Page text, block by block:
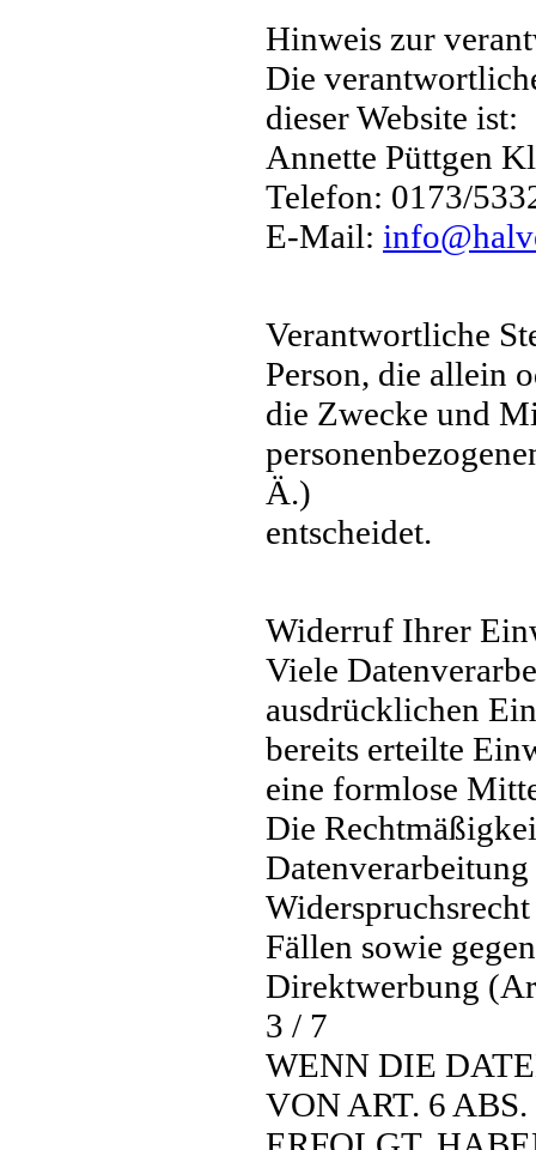
Hinweis zur
Die
dieser Website ist:
Annette Püttgen
Telefon: 0173/
E-Mail:
Verantwortliche
Person, die allein
die Zwecke und
Ä.)
entscheidet.
Widerruf Ihrer
Viele
ausdrücklichen
bereits erteilte
eine formlose
Die
Fällen sowie gegen
Direktwerbung
3 / 7
WENN DIE
VON ART. 6